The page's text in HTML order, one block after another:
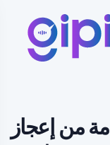
من إعجاز